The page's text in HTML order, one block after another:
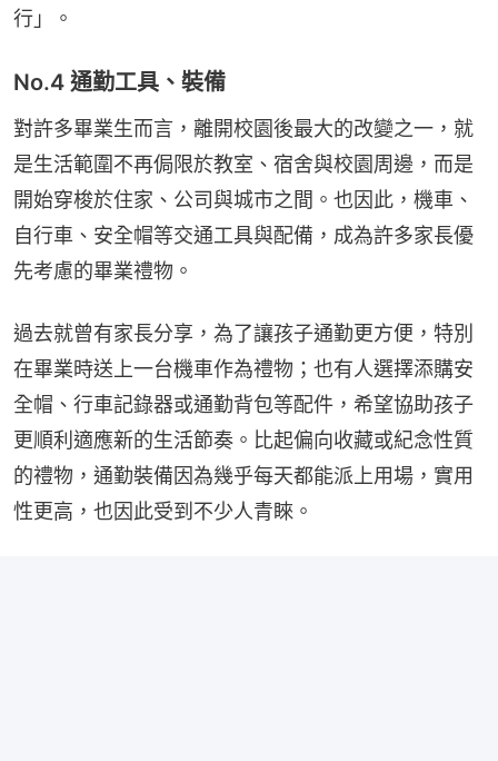
行」。
No.4 通勤工具、裝備
對許多畢業生而言，離開校園後最大的改變之一，就
是生活範圍不再侷限於教室、宿舍與校園周邊，而是
開始穿梭於住家、公司與城市之間。也因此，機車、
自行車、安全帽等交通工具與配備，成為許多家長優
先考慮的畢業禮物。
過去就曾有家長分享，為了讓孩子通勤更方便，特別
在畢業時送上一台機車作為禮物；也有人選擇添購安
全帽、行車記錄器或通勤背包等配件，希望協助孩子
更順利適應新的生活節奏。比起偏向收藏或紀念性質
的禮物，通勤裝備因為幾乎每天都能派上用場，實用
性更高，也因此受到不少人青睞。